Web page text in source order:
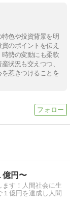
色や投資背景を明
のポイントを伝え
勢の変動にも柔軟
状況も交えつつ、
惹きつけることを
億円〜
す！人間社会に生
億円を達成し人間